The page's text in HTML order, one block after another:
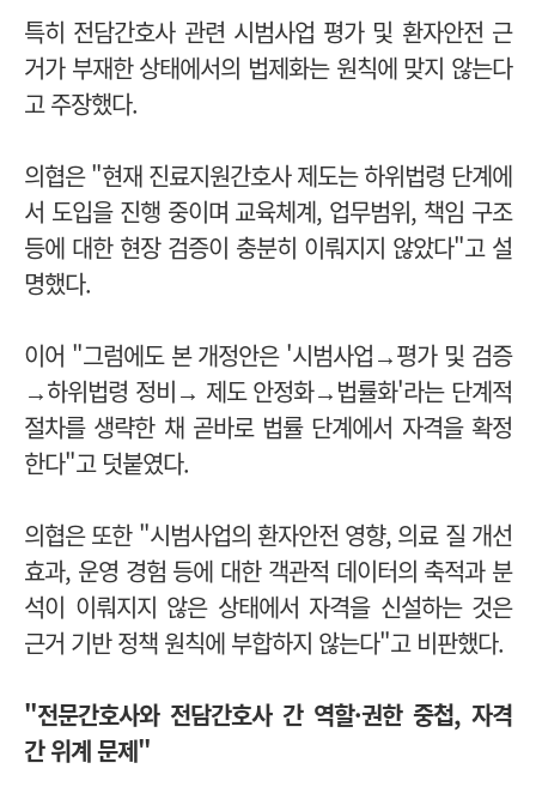
특히 전담간호사 관련 시범사업 평가 및 환자안전 근
거가 부재한 상태에서의 법제화는 원칙에 맞지 않는다
고 주장했다.
의협은 "현재 진료지원간호사 제도는 하위법령 단계에
서 도입을 진행 중이며 교육체계, 업무범위, 책임 구조
등에 대한 현장 검증이 충분히 이뤄지지 않았다"고 설
명했다.
이어 "그럼에도 본 개정안은 '시범사업→평가 및 검증
→하위법령 정비→ 제도 안정화→법률화'라는 단계적
절차를 생략한 채 곧바로 법률 단계에서 자격을 확정
한다"고 덧붙였다.
의협은 또한 "시범사업의 환자안전 영향, 의료 질 개선
효과, 운영 경험 등에 대한 객관적 데이터의 축적과 분
석이 이뤄지지 않은 상태에서 자격을 신설하는 것은
근거 기반 정책 원칙에 부합하지 않는다"고 비판했다.
"전문간호사와 전담간호사 간 역할·권한 중첩, 자격
간 위계 문제"